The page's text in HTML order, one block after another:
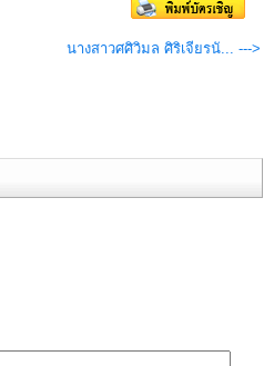
นางสาวศศิวิมล ศิริเจียรนั... --->